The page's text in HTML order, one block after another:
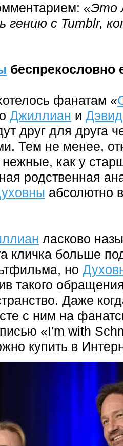
«Это
гению с Tumblr,
беспрекословно
фанатам «
Джиллиан и Дэвид
друг для друга
Тем не менее,
как у
родственная
абсолютно
ласково
кличка больше
но
такого
Даже
с ним на
«I'm with
купить в